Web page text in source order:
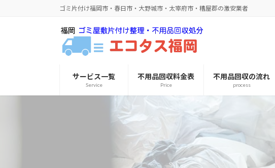
ゴミ片付け福岡市・春日市・大野城市・太宰府市・糟屋郡の激安業者
サービス一覧
Service
不用品回収料金表
Price
不用品回収の流れ
process